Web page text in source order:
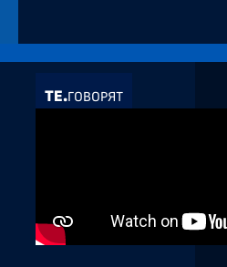
ТЕ.ГОВОРЯТ